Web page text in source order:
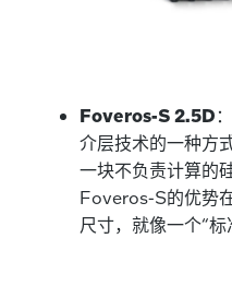
Foveros-S 2.5D
介层技术的一种方
一块不负责计算的
Foveros-S的优势
尺寸，就像一个“标